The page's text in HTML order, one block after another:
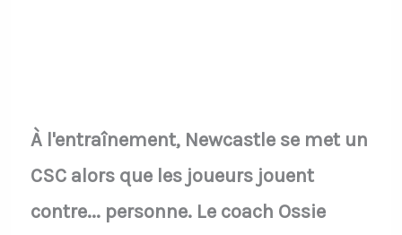
À l'entraînement, Newcastle se met un
CSC alors que les joueurs jouent
contre... personne. Le coach Ossie